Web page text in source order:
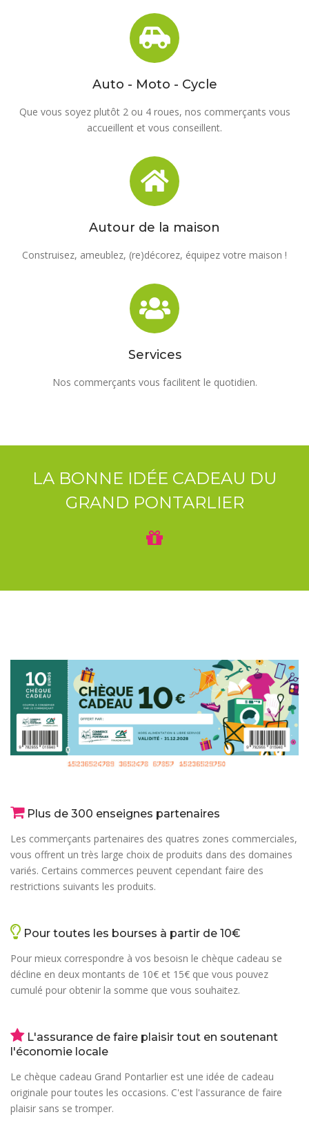
Auto - Moto - Cycle
Que vous soyez plutôt 2 ou 4 roues, nos commerçants vous
accueillent et vous conseillent.
Autour de la maison
Construisez, ameublez, (re)décorez, équipez votre maison !
Services
Nos commerçants vous facilitent le quotidien.
LA BONNE IDÉE CADEAU DU
GRAND PONTARLIER
Plus de 300 enseignes partenaires
Les commerçants partenaires des quatres zones commerciales,
vous offrent un très large choix de produits dans des domaines
variés. Certains commerces peuvent cependant faire des
restrictions suivants les produits.
Pour toutes les bourses à partir de 10€
Pour mieux correspondre à vos besoisn le chèque cadeau se
décline en deux montants de 10€ et 15€ que vous pouvez
cumulé pour obtenir la somme que vous souhaitez.
L'assurance de faire plaisir tout en soutenant
l'économie locale
Le chèque cadeau Grand Pontarlier est une idée de cadeau
originale pour toutes les occasions. C'est l'assurance de faire
plaisir sans se tromper.